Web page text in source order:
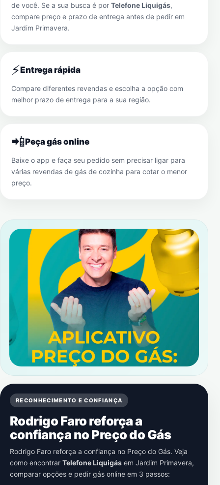
de você. Se a sua busca é por Telefone Liquigás,
compare preço e prazo de entrega antes de pedir em
Jardim Primavera.
⚡Entrega rápida
Compare diferentes revendas e escolha a opção com
melhor prazo de entrega para a sua região.
📲Peça gás online
Baixe o app e faça seu pedido sem precisar ligar para
várias revendas de gás de cozinha para cotar o menor
preço.
RECONHECIMENTO E CONFIANÇA
Rodrigo Faro reforça a
confiança no Preço do Gás
Rodrigo Faro reforça a confiança no Preço do Gás. Veja
como encontrar Telefone Liquigás em Jardim Primavera,
comparar opções e pedir gás online em 3 passos: